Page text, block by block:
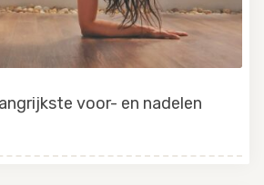
voor- en nadelen